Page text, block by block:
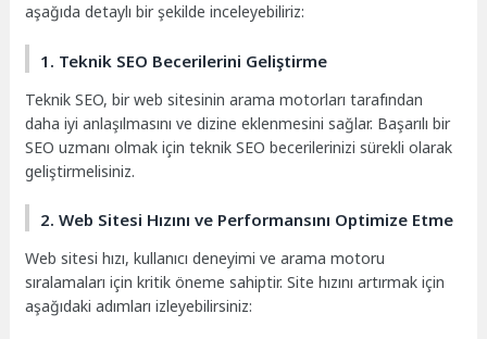
aşağıda detaylı bir şekilde inceleyebiliriz:
1. Teknik SEO Becerilerini Geliştirme
Teknik SEO, bir web sitesinin arama motorları tarafından
daha iyi anlaşılmasını ve dizine eklenmesini sağlar. Başarılı bir
SEO uzmanı olmak için teknik SEO becerilerinizi sürekli olarak
geliştirmelisiniz.
2. Web Sitesi Hızını ve Performansını Optimize Etme
Web sitesi hızı, kullanıcı deneyimi ve arama motoru
sıralamaları için kritik öneme sahiptir. Site hızını artırmak için
aşağıdaki adımları izleyebilirsiniz: